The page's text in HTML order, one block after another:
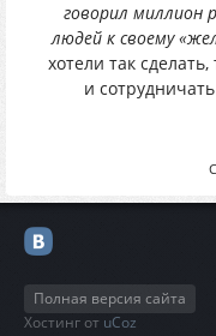
говорил миллион
людей к своему
хотели так
и
Полная версия сайта
Хостинг от uCoz